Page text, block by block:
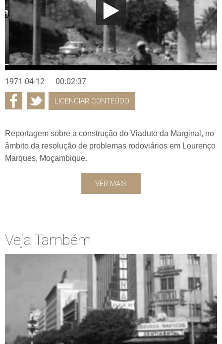
1971-04-12 00:02:37
LICENCIAR CONTEÚDO
Reportagem sobre a construção do Viaduto da Marginal, no
âmbito da resolução de problemas rodoviários em Lourenço
Marques, Moçambique.
VER MAIS
Veja Também